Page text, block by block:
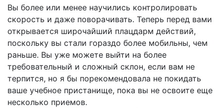
Вы более или менее научились контролировать
скорость и даже поворачивать. Теперь перед вами
открывается широчайший плацдарм действий,
поскольку вы стали гораздо более мобильны, чем
раньше. Вы уже можете выйти на более
требовательный и сложный склон, если вам не
терпится, но я бы порекомендовала не покидать
ваше учебное пристанище, пока вы не освоите еще
несколько приемов.